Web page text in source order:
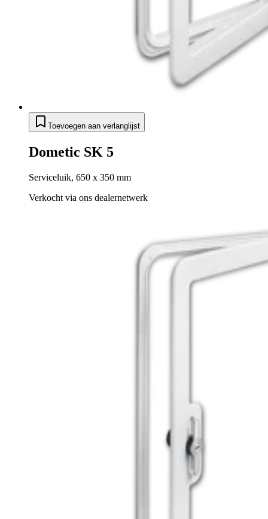
Toevoegen aan verlanglijst
Dometic SK 5
Serviceluik, 650 x 350 mm
Verkocht via ons dealernetwerk